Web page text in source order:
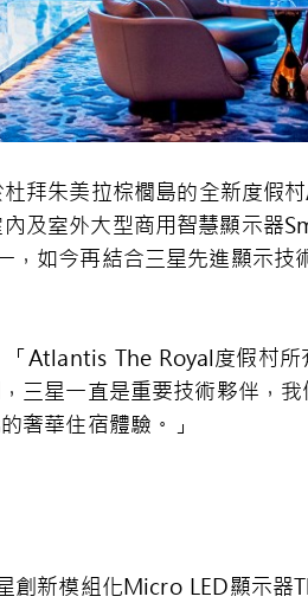
拜朱美拉棕櫚島的全新度假
及室外大型商用智慧顯示器
如今再結合三星先進顯示技
Atlantis The Royal度假村所
三星一直是重要技術夥伴，
奢華住宿體驗。」
新模組化Micro LED顯示器